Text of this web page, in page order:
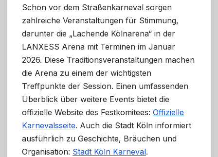
Schon vor dem Straßenkarneval sorgen
zahlreiche Veranstaltungen für Stimmung,
darunter die „Lachende Kölnarena“ in der
LANXESS Arena mit Terminen im Januar
2026. Diese Traditionsveranstaltungen machen
die Arena zu einem der wichtigsten
Treffpunkte der Session. Einen umfassenden
Überblick über weitere Events bietet die
offizielle Website des Festkomitees: Offizielle
Karnevalsseite. Auch die Stadt Köln informiert
ausführlich zu Geschichte, Bräuchen und
Organisation: Stadt Köln Karneval.